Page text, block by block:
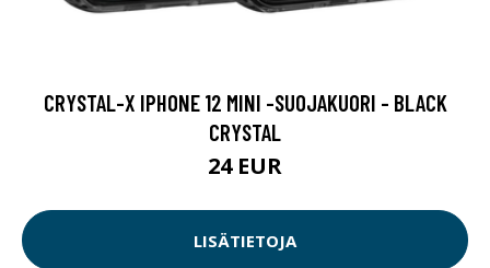
CRYSTAL-X IPHONE 12 MINI -SUOJAKUORI - BLACK
CRYSTAL
24 EUR
LISÄTIETOJA